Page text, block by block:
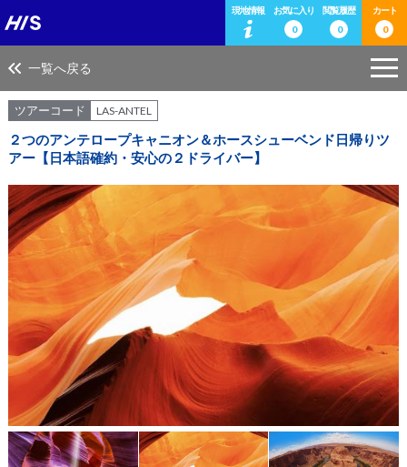
現地情報
お気に入り
0
閲覧履歴
0
カート
0
一覧へ戻る
ツアーコード LAS-ANTEL
２つのアンテロープキャニオン＆ホースシューベンド日帰りツ
アー【日本語確約・安心の２ドライバー】